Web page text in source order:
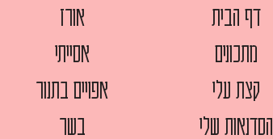
דף הבית
מתכונים
קצת עלי
הסדנאות שלי
אורז
אסייתי
אפויים בתנור
בשר